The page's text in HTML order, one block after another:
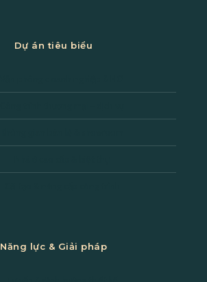
Dự án tiêu biểu
Năng lực & Giải pháp